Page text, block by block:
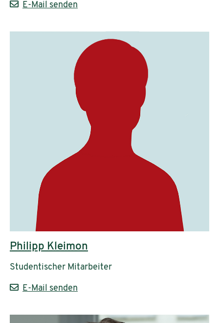
E-Mail senden
Philipp Kleimon
Studentischer Mitarbeiter
E-Mail senden